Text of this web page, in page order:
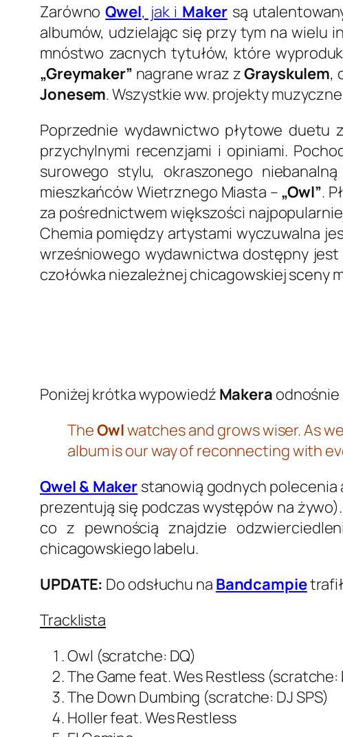
ZarównoQwel, jak i Makersą
albumów, udzielając się przy tym na wielu
mnóstwo zacnych tytułów, które
„Greymaker” nagrane wraz zGrayskulem,
Jonesem. Wszystkie ww. projekty
Poprzednie wydawnictwo płytowe duetu
przychylnymi recenzjami i opiniami.
surowego stylu, okraszonego
mieszkańców Wietrznego Miasta – „Owl”.
za pośrednictwem większości
Chemia pomiędzy artystami wyczuwalna
wrześniowego wydawnictwa dostępny
czołówka niezależnej chicagowskiej sceny
Poniżej krótka wypowiedź Makera odnośnie
TheOwlwatches and grows wiser. As
album is our way of reconnecting with
Qwel & Maker stanowią godnych
prezentują się podczas występów na
co z pewnością znajdzie
chicagowskiego labelu.
UPDATE: Do odsłuchu na Bandcampie
Tracklista
Owl (scratche: DQ)
The Game feat. Wes Restless (scratche:
The Down Dumbing (scratche: DJ SPS)
Holler feat. Wes Restless